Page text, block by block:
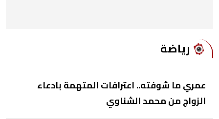
رياضة
عمري ما شوفته.. اعترافات المتهمة بادعاء
الزواج من محمد الشناوي